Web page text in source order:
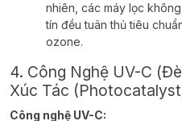
nhiên, các máy lọc
tín đều tuân thủ tiêu
ozone.
4. Công Nghệ UV-C
Xúc Tác
Công nghệ UV-C: